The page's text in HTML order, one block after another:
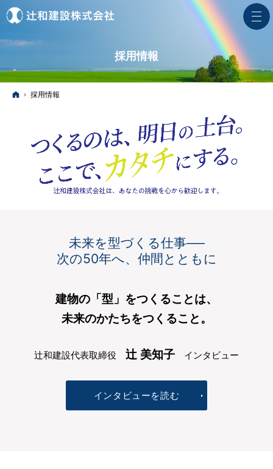
採用情報
ホーム
採用情報
未来を型づくる仕事──
次の50年へ、仲間とともに
建物の「型」をつくることは、
未来のかたちをつくること。
辻和建設代表取締役 辻 美知子 インタビュー
インタビューを読む